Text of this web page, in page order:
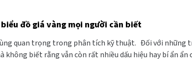
quan trọng trong phân tích kỹ thuật. Đối với những
ẩn ẩn chứa bên trong